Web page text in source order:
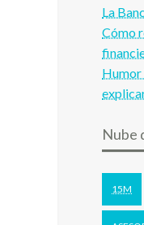
La
Cómo
Humor
Nube
15M